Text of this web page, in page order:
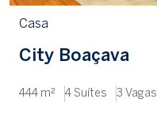
Casa
City Boaçava
444 m² 4 Suítes 3 Vagas